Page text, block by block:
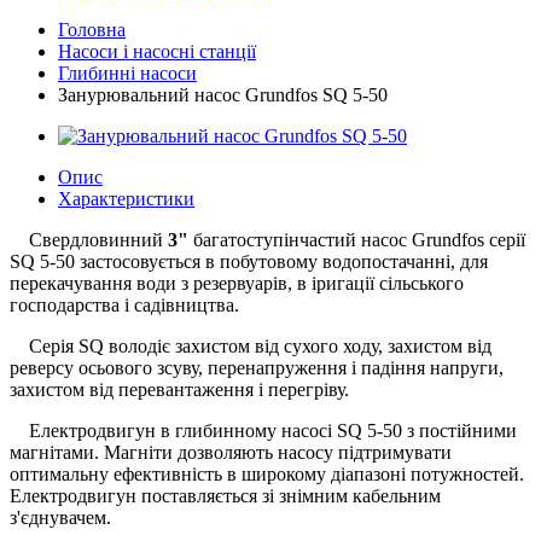
Головна
Насоси і насосні станції
Глибинні насоси
Занурювальний насос Grundfos SQ 5-50
Опис
Характеристики
Свердловинний 3" багатоступінчастий насос Grundfos серії
SQ 5-50 застосовується в побутовому водопостачанні, для
перекачування води з резервуарів, в іригації сільського
господарства і садівництва.
Серія SQ володіє захистом від сухого ходу, захистом від
реверсу осьового зсуву, перенапруження і падіння напруги,
захистом від перевантаження і перегріву.
Електродвигун в глибинному насосі SQ 5-50 з постійними
магнітами. Магніти дозволяють насосу підтримувати
оптимальну ефективність в широкому діапазоні потужностей.
Електродвигун поставляється зі знімним кабельним
з'єднувачем.